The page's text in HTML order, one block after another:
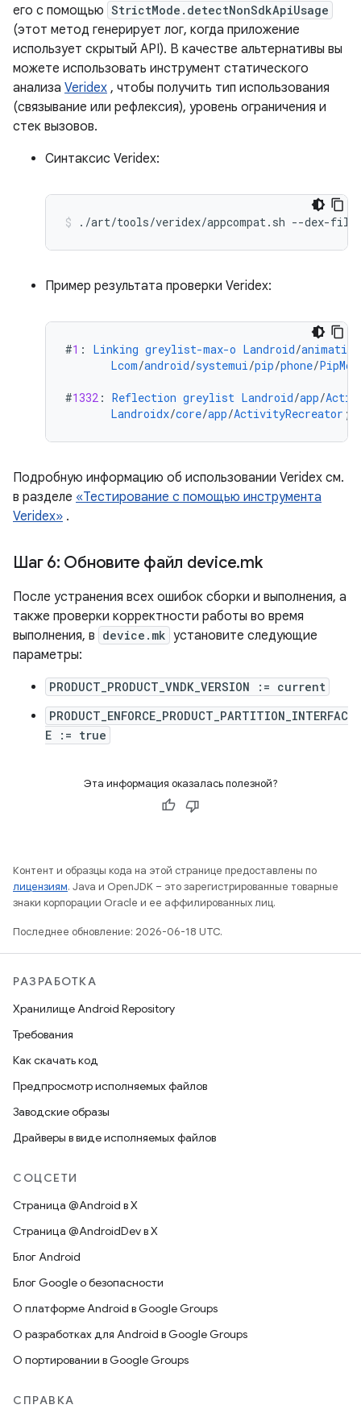
его с помощью StrictMode.detectNonSdkApiUsage
(этот метод генерирует лог, когда приложение
использует скрытый API). В качестве альтернативы вы
можете использовать инструмент статического
анализа Veridex , чтобы получить тип использования
(связывание или рефлексия), уровень ограничения и
стек вызовов.
Синтаксис Veridex:
./art/tools/veridex/appcompat.sh --dex-file
Пример результата проверки Veridex:
#1 : Linking greylist-max-o Landroid/animation
Lcom/android/systemui/pip/phone/
#1332 : Reflection greylist Landroid/app/
Landroidx/core/app/ActivityRecreator ;
Подробную информацию об использовании Veridex см.
в разделе «Тестирование с помощью инструмента
Veridex» .
Шаг 6: Обновите файл device.mk
После устранения всех ошибок сборки и выполнения, а
также проверки корректности работы во время
выполнения, в device.mk установите следующие
параметры:
PRODUCT_PRODUCT_VNDK_VERSION := current
PRODUCT_ENFORCE_PRODUCT_PARTITION_INTERFAC
E := true
Эта информация оказалась полезной?
Контент и образцы кода на этой странице предоставлены по
лицензиям. Java и OpenJDK – это зарегистрированные товарные
знаки корпорации Oracle и ее аффилированных лиц.
Последнее обновление: 2026-06-18 UTC.
РАЗРАБОТКА
Хранилище Android Repository
Требования
Как скачать код
Предпросмотр исполняемых файлов
Заводские образы
Драйверы в виде исполняемых файлов
СОЦСЕТИ
Страница @Android в X
Страница @AndroidDev в X
Блог Android
Блог Google о безопасности
О платформе Android в Google Groups
О разработках для Android в Google Groups
О портировании в Google Groups
СПРАВКА